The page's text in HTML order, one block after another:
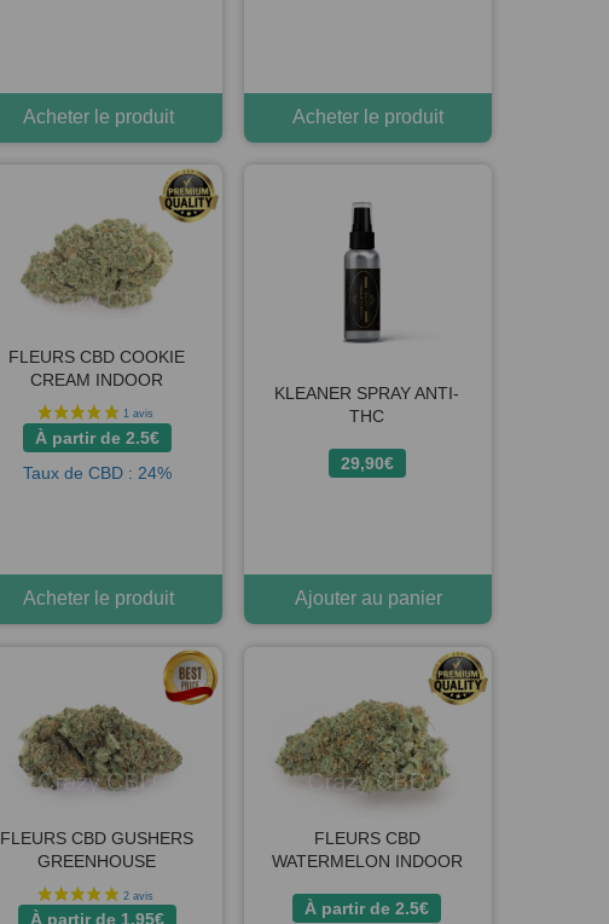
Acheter le produit Acheter le produit
FLEURS CBD COOKIE
CREAM INDOOR
À partir de 2.5€
Taux de CBD : 24%
Acheter le produit
KLEANER SPRAY ANTI-
THC
29,90€
Ajouter au panier
FLEURS CBD GUSHERS
GREENHOUSE
À partir de 1.95€
FLEURS CBD
WATERMELON INDOOR
À partir de2.5€